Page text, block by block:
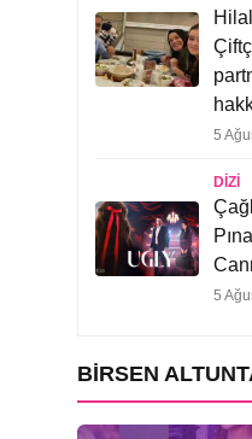
5
DIZI
5
BIRSEN